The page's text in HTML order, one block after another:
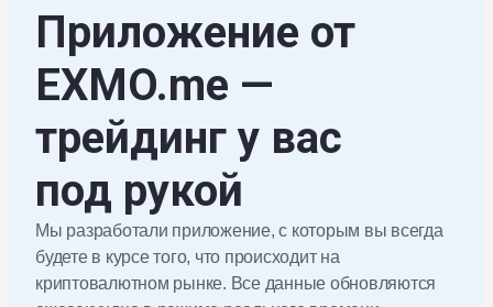
Приложение от
EXMO.me —
трейдинг у вас
под рукой
Мы разработали приложение, с которым вы всегда
будете в курсе того, что происходит на
криптовалютном рынке. Все данные обновляются